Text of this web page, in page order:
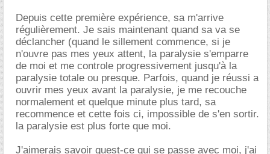
Depuis cette première expérience, sa m'arrive
régulièrement. Je sais maintenant quand sa va se
déclancher (quand le sillement commence, si je
n'ouvre pas mes yeux attent, la paralysie s'emparre
de moi et me controle progressivement jusqu'à la
paralysie totale ou presque. Parfois, quand je réussi a
ouvrir mes yeux avant la paralysie, je me recouche
normalement et quelque minute plus tard, sa
recommence et cette fois ci, impossible de s'en sortir.
la paralysie est plus forte que moi.
J'aimerais savoir quest-ce qui se passe avec moi, j'ai